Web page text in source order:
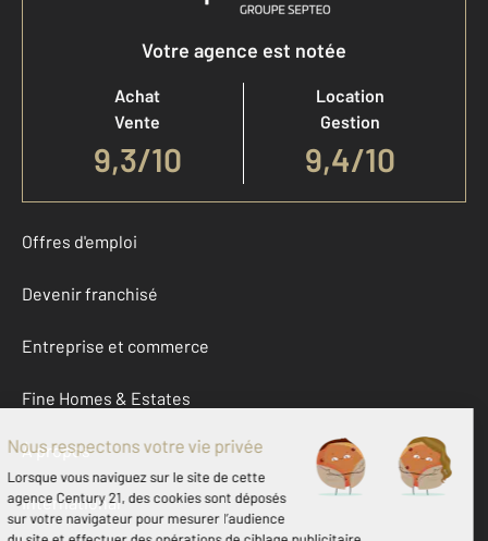
Votre agence est notée
Achat
Vente
9,3/10
Location
Gestion
9,4/10
Offres d'emploi
Devenir franchisé
Entreprise et commerce
Fine Homes & Estates
À propos
International